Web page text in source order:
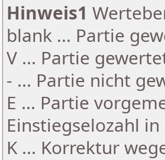
Hinweis1
blank ... Partie
V ... Partie
- ... Partie nicht
E ... Partie
Einstiegselozahl
K ... Korrektur